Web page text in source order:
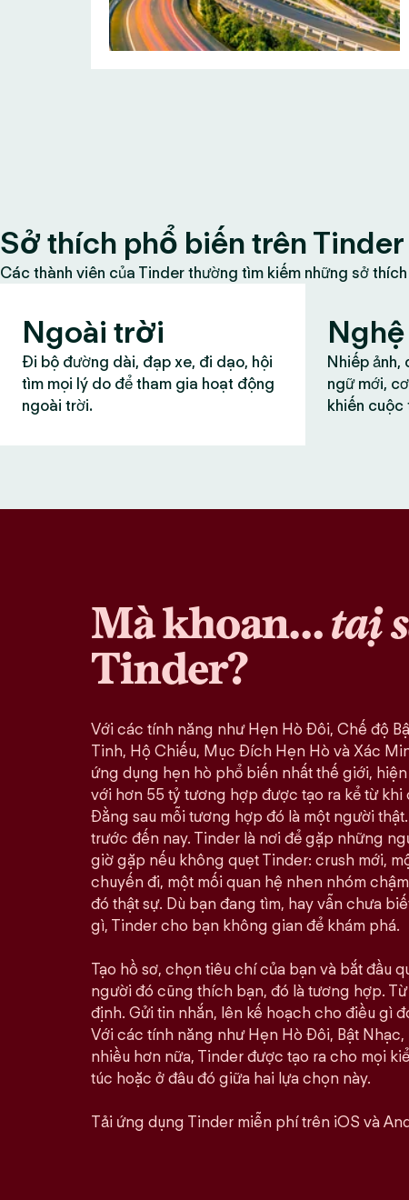
Sở thích phổ biến trên Tinder
Các thành viên của Tinder thường tìm kiếm những sở
Ngoài trời
Đi bộ đường dài, đạp xe, đi dạo, hội
tìm mọi lý do để tham gia hoạt động
ngoài trời.
Nhiếp ảnh,
ngữ mới,
khiến cuộc
Mà khoan…tại
Tinder?
Với các tính năng như Hẹn Hò Đôi, Chế độ
Tinh, Hộ Chiếu, Mục Đích Hẹn Hò và Xác
ứng dụng hẹn hò phổ biến nhất thế giới,
với hơn 55 tỷ tương hợp được tạo ra kể từ khi
Đằng sau mỗi tương hợp đó là một người
trước đến nay. Tinder là nơi để gặp những
giờ gặp nếu không quẹt Tinder: crush mới,
chuyến đi, một mối quan hệ nhen nhóm
đó thật sự. Dù bạn đang tìm, hay vẫn chưa
gì, Tinder cho bạn không gian để khám phá.
Tạo hồ sơ, chọn tiêu chí của bạn và bắt đầu
người đó cũng thích bạn, đó là tương hợp.
định. Gửi tin nhắn, lên kế hoạch cho điều gì
Với các tính năng như Hẹn Hò Đôi, Bật
nhiều hơn nữa, Tinder được tạo ra cho mọi
túc hoặc ở đâu đó giữa hai lựa chọn này.
Tải ứng dụng Tinder miễn phí trên iOS và